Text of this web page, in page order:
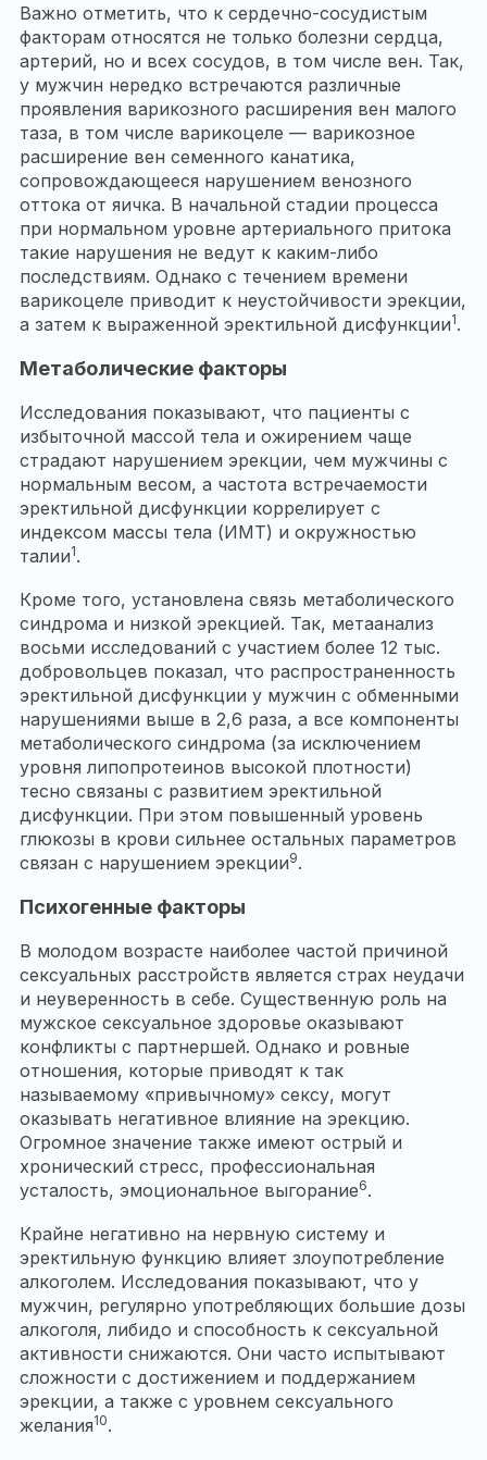
Важно отметить, что к сердечно-сосудистым
факторам относятся не только болезни сердца,
артерий, но и всех сосудов, в том числе вен. Так,
у мужчин нередко встречаются различные
проявления варикозного расширения вен малого
таза, в том числе варикоцеле — варикозное
расширение вен семенного канатика,
сопровождающееся нарушением венозного
оттока от яичка. В начальной стадии процесса
при нормальном уровне артериального притока
такие нарушения не ведут к каким-либо
последствиям. Однако с течением времени
варикоцеле приводит к неустойчивости эрекции,
а затем к выраженной эректильной дисфункции1.
Метаболические факторы
Исследования показывают, что пациенты с
избыточной массой тела и ожирением чаще
страдают нарушением эрекции, чем мужчины с
нормальным весом, а частота встречаемости
эректильной дисфункции коррелирует с
индексом массы тела (ИМТ) и окружностью
талии1.
Кроме того, установлена связь метаболического
синдрома и низкой эрекцией. Так, метаанализ
восьми исследований с участием более 12 тыс.
добровольцев показал, что распространенность
эректильной дисфункции у мужчин с обменными
нарушениями выше в 2,6 раза, а все компоненты
метаболического синдрома (за исключением
уровня липопротеинов высокой плотности)
тесно связаны с развитием эректильной
дисфункции. При этом повышенный уровень
глюкозы в крови сильнее остальных параметров
связан с нарушением эрекции9.
Психогенные факторы
В молодом возрасте наиболее частой причиной
сексуальных расстройств является страх неудачи
и неуверенность в себе. Существенную роль на
мужское сексуальное здоровье оказывают
конфликты с партнершей. Однако и ровные
отношения, которые приводят к так
называемому «привычному» сексу, могут
оказывать негативное влияние на эрекцию.
Огромное значение также имеют острый и
хронический стресс, профессиональная
усталость, эмоциональное выгорание6.
Крайне негативно на нервную систему и
эректильную функцию влияет злоупотребление
алкоголем. Исследования показывают, что у
мужчин, регулярно употребляющих большие дозы
алкоголя, либидо и способность к сексуальной
активности снижаются. Они часто испытывают
сложности с достижением и поддержанием
эрекции, а также с уровнем сексуального
желания10.